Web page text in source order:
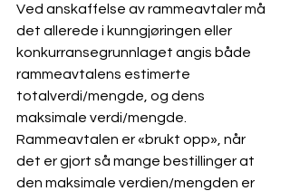
Ved anskaffelse av rammeavtaler må
det allerede i kunngjøringen eller
konkurransegrunnlaget angis både
rammeavtalens estimerte
totalverdi/mengde, og dens
maksimale verdi/mengde.
Rammeavtalen er «brukt opp», når
det er gjort så mange bestillinger at
den maksimale verdien/mengden er